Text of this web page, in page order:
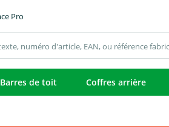
Pro
Barres de toit Coffres arrière